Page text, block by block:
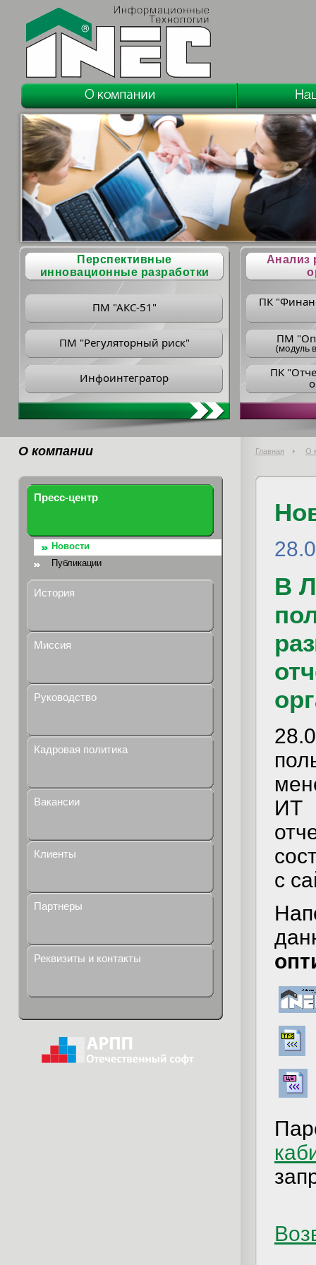
Перспективные
инновационные разработки
ПМ "АКС-51"
ПМ "Регуляторный риск"
Инфоинтегратор
Анализ
ПК
ПM
(модуль
ПK
О компании Главная О
Пресс-центр
Новости
Публикации
История
Миссия
Руководство
Кадровая политика
Вакансии
Клиенты
Партнеры
Реквизиты и контакты
В
ИТ
с